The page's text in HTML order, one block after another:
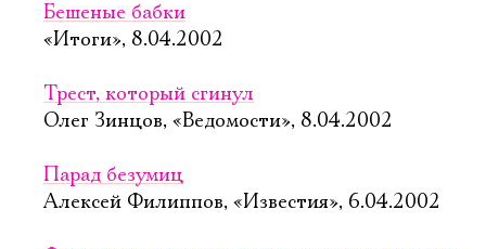
Бешеные бабки
«Итоги», 8.04.2002
Трест, который сгинул
Олег Зинцов, «Ведомости», 8.04.2002
Парад безумиц
Алексей Филиппов, «Известия», 6.04.2002